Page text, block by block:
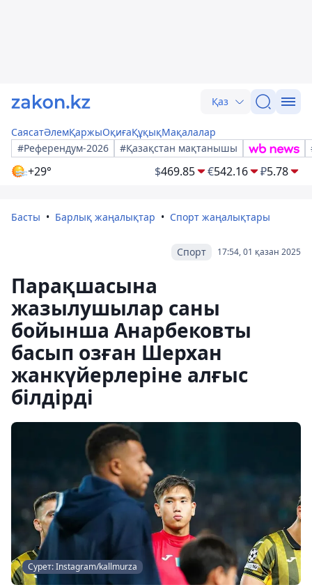
Қаз
СаясатӘлемҚаржыОқиғаҚұқықМақалалар
#Референдум-2026
#Қазақстан мақтанышы
+29° $469.85 €542.16 ₽5.78
Басты Барлық жаңалықтар Спорт жаңалықтары
17:54, 01 қазан 2025
Спорт
Парақшасына
жазылушылар саны
бойынша Анарбековты
басып озған Шерхан
жанкүйерлеріне алғыс
білдірді
Сурет: Instagram/kallmurza